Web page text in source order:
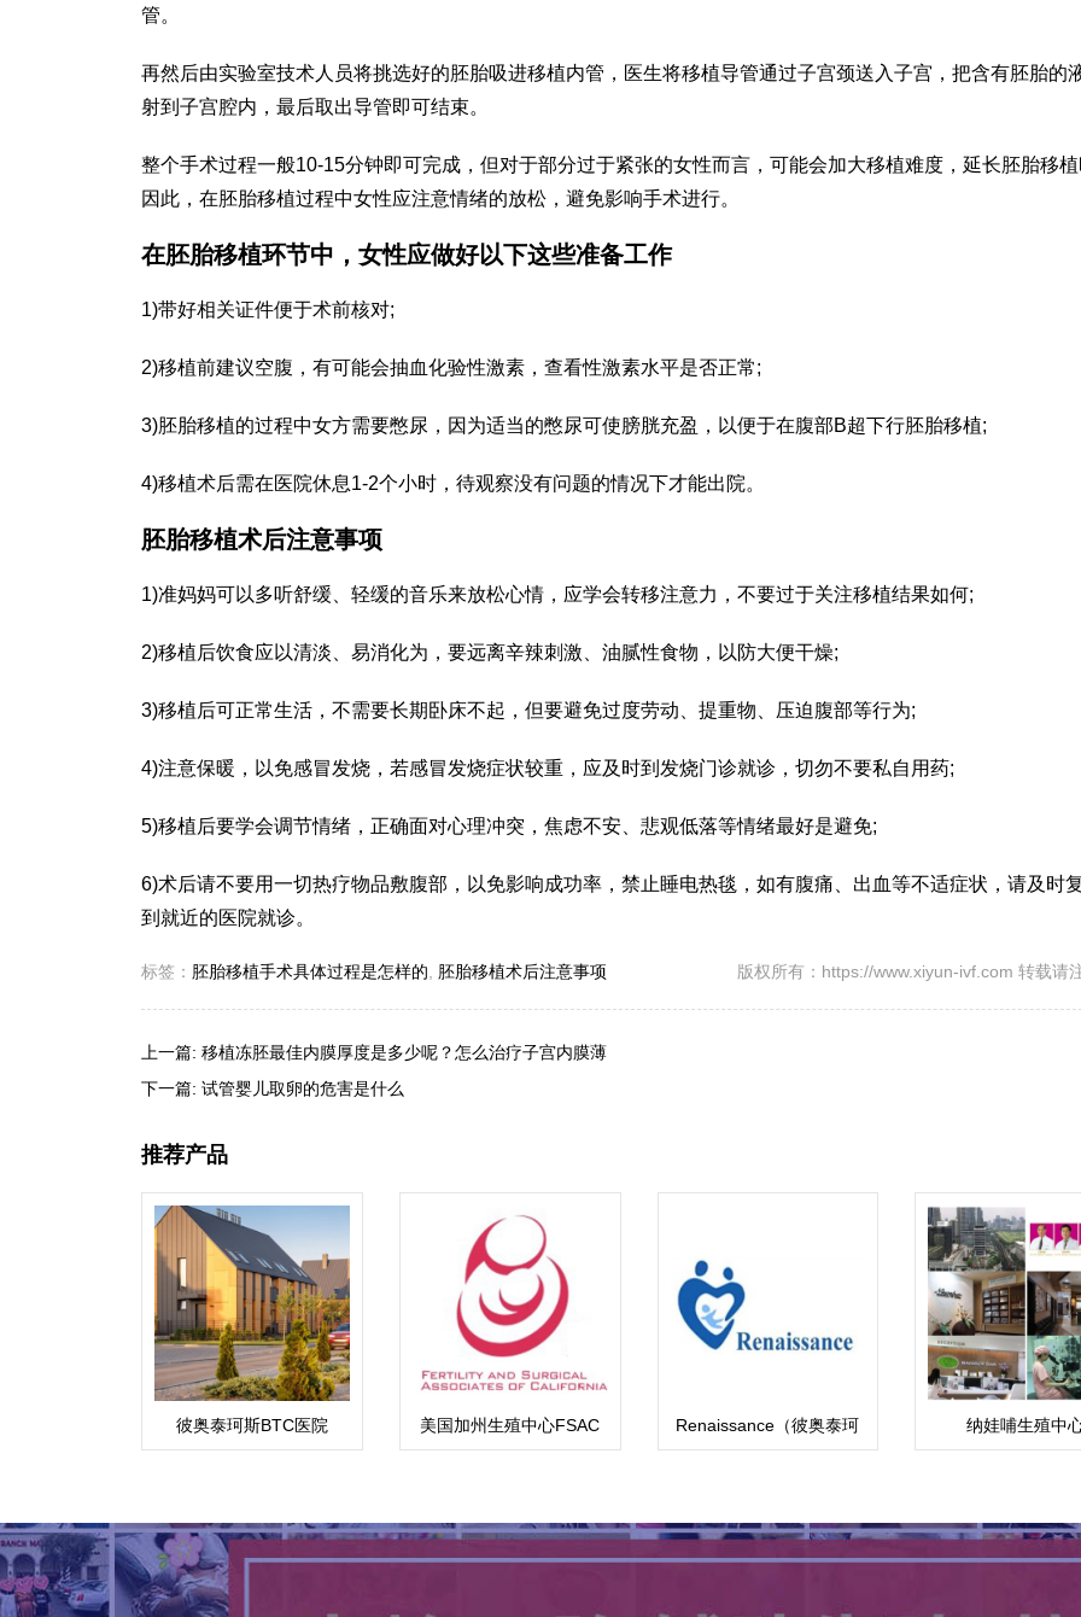
管。
再然后由实验室技术人员将挑选好的胚胎吸进移植内管，医生将移植导管通过子宫颈送入子宫，把含有胚胎的
射到子宫腔内，最后取出导管即可结束。
整个手术过程一般10-15分钟即可完成，但对于部分过于紧张的女性而言，可能会加大移植难度，延长胚胎移
因此，在胚胎移植过程中女性应注意情绪的放松，避免影响手术进行。
在胚胎移植环节中，女性应做好以下这些准备工作
1)带好相关证件便于术前核对;
2)移植前建议空腹，有可能会抽血化验性激素，查看性激素水平是否正常;
3)胚胎移植的过程中女方需要憋尿，因为适当的憋尿可使膀胱充盈，以便于在腹部B超下行胚胎移植;
4)移植术后需在医院休息1-2个小时，待观察没有问题的情况下才能出院。
胚胎移植术后注意事项
1)准妈妈可以多听舒缓、轻缓的音乐来放松心情，应学会转移注意力，不要过于关注移植结果如何;
2)移植后饮食应以清淡、易消化为，要远离辛辣刺激、油腻性食物，以防大便干燥;
3)移植后可正常生活，不需要长期卧床不起，但要避免过度劳动、提重物、压迫腹部等行为;
4)注意保暖，以免感冒发烧，若感冒发烧症状较重，应及时到发烧门诊就诊，切勿不要私自用药;
5)移植后要学会调节情绪，正确面对心理冲突，焦虑不安、悲观低落等情绪最好是避免;
6)术后请不要用一切热疗物品敷腹部，以免影响成功率，禁止睡电热毯，如有腹痛、出血等不适症状，请及时
到就近的医院就诊。
标签： 胚胎移植手术具体过程是怎样的 胚胎移植术后注意事项 版权所有：https://www.xiyun-ivf.com 转载请
上一篇: 移植冻胚最佳内膜厚度是多少呢？怎么治疗子宫内膜薄
下一篇: 试管婴儿取卵的危害是什么
推荐产品
彼奥泰珂斯BTC医院 美国加州生殖中心FSAC
Renaissance（彼奥泰珂
斯医院）BioTexCom
纳娃哺生殖中
（Nawabutr）